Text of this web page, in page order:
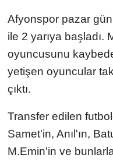
Afyonspor pazar
ile 2 yarıya başladı.
oyuncusunu
yetişen oyuncular
çıktı.
Transfer edilen
Samet'in, Anıl'ın,
M.Emin'in ve